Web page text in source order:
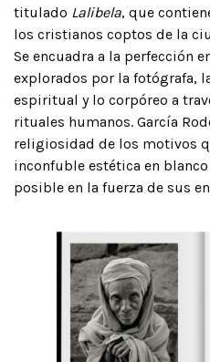
titulado Lalibela, que
los cristianos coptos de la
Se encuadra a la perfección
explorados por la fotógrafa,
espiritual y lo corpóreo a
rituales humanos. García
religiosidad de los motivos
inconfuble estética en
posible en la fuerza de sus